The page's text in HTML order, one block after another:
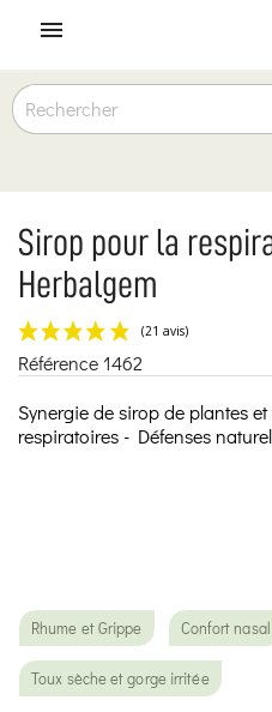

Sirop pour la
Herbalgem
Référence1462
Synergie de sirop de plantes
respiratoires - Défenses
Rhume et Grippe Confort nasal
Toux sèche et gorge irritée